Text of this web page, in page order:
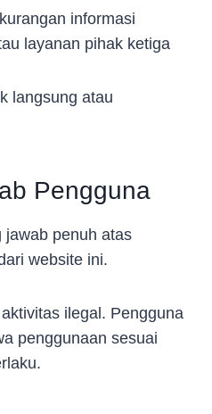
informasi
layanan pihak ketiga
langsung atau
Pengguna
jawab penuh atas
website ini.
ilegal. Pengguna
penggunaan sesuai